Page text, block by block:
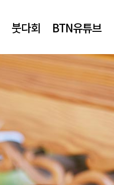
붓다회 BTN유튜브